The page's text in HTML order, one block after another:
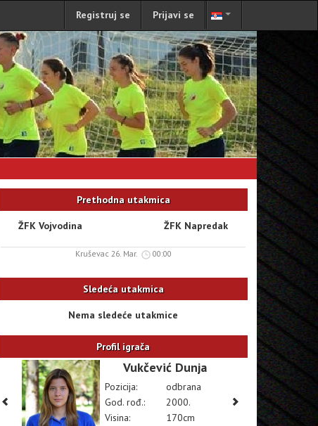
Registruj se Prijavi se
Prethodna utakmica
ŽFK Vojvodina ŽFK Napredak
Kruševac 26. Mar. 00:00
Sledeća utakmica
Nema sledeće utakmice
Profil igrača
Vukčević Dunja
Pozicija:
odbrana
God. rođ.:
2000.
Visina:
170cm